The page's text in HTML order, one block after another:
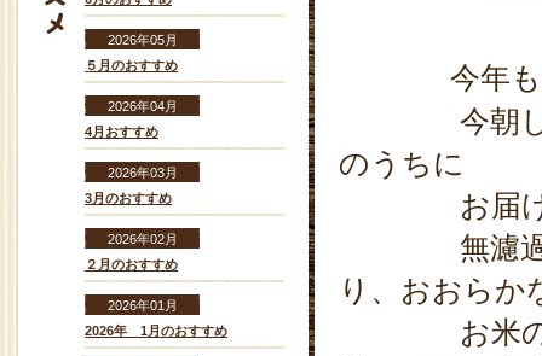
今年
今朝しぼ
のうちに
お届けす
無濾過の
り、おおらか
お米の旨
2026年05月
５月のおすすめ
2026年04月
4月おすすめ
2026年03月
3月のおすすめ
2026年02月
２月のおすすめ
2026年01月
2026年 1月のおすすめ